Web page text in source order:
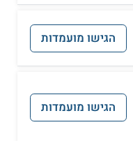
הגישו מועמדות
הגישו מועמדות